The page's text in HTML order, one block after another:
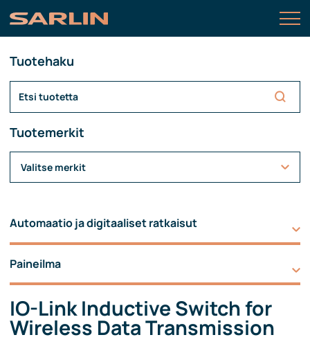
Tuotehaku
Tuotemerkit
Valitse merkit
Automaatio ja digitaaliset ratkaisut
Paineilma
IO-Link Inductive Switch for
Wireless Data Transmission